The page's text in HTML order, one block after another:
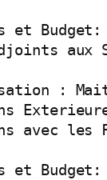
et Budget:
aux
:
avec
et Budget: